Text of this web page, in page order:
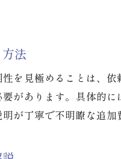
弁護士比較時に
自分に合う弁護
依頼前に知るべき弁
法
を見極めることは、
があります。具体的
が丁寧で不明瞭な追